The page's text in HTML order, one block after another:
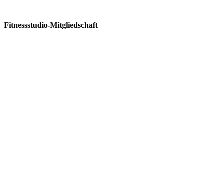
Fitnessstudio-Mitgliedschaft